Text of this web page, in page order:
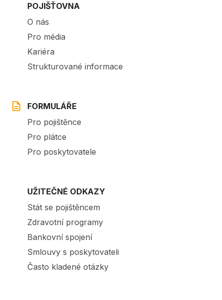
POJIŠŤOVNA
O nás
Pro média
Kariéra
Strukturované informace
FORMULÁŘE
Pro pojištěnce
Pro plátce
Pro poskytovatele
UŽITEČNÉ ODKAZY
Stát se pojištěncem
Zdravotní programy
Bankovní spojení
Smlouvy s poskytovateli
Často kladené otázky